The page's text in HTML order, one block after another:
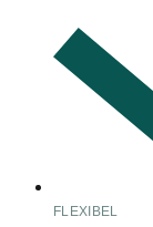
FLEXIBEL